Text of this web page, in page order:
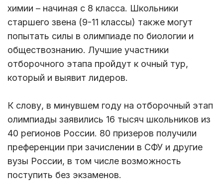
химии – начиная с 8 класса. Школьники
старшего звена (9-11 классы) также могут
попытать силы в олимпиаде по биологии и
обществознанию. Лучшие участники
отборочного этапа пройдут к очный тур,
который и выявит лидеров.
К слову, в минувшем году на отборочный этап
олимпиады заявились 16 тысяч школьников из
40 регионов России. 80 призеров получили
преференции при зачислении в СФУ и другие
вузы России, в том числе возможность
поступить без экзаменов.